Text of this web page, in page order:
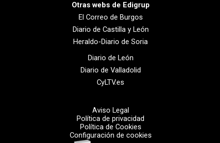
Otras webs de Edigrup
El Correo de Burgos
Diario de Castilla y León
Heraldo-Diario de Soria
Diario de León
Diario de Valladolid
CyLTV.es
Aviso Legal
Política de privacidad
Política de Cookies
Configuración de cookies